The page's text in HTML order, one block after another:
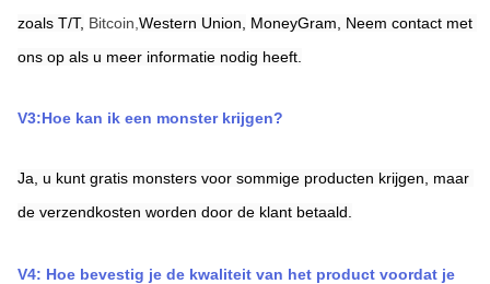
zoals T/T, Bitcoin, Western Union, MoneyGram,
Neem contact met
ons op als u meer informatie nodig heeft.
V3:Hoe kan ik een monster krijgen?
Ja, u kunt gratis monsters voor sommige producten krijgen, maar
de verzendkosten worden door de klant betaald.
V4: Hoe bevestig je de kwaliteit van het product voordat je